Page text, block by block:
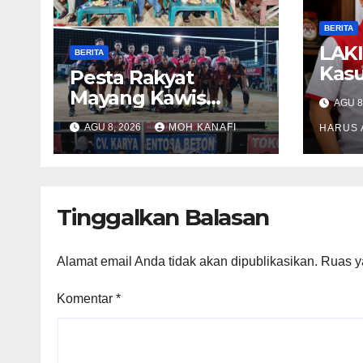
BERITA
​Pesta Rakyat
Mayang Kawis
Bojonegoro: Ribuan
Warga Tumplek
Blek Saksikan Final
Setinggi Langit
AGU 8, 2026 MOH KANAFI
BERITA
AGU
HARUS
Tinggalkan Balasan
Alamat email Anda tidak akan dipublikasikan. Ruas
Komentar *